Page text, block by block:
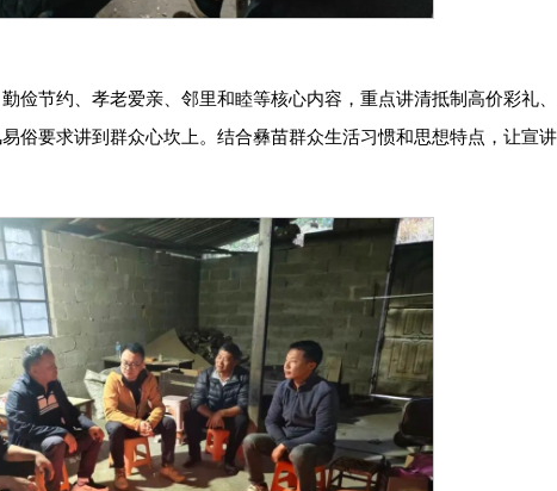
俭节约、孝老爱亲、邻里和睦等核心内容，重点讲清抵制高价彩礼
俗要求讲到群众心坎上。结合彝苗群众生活习惯和思想特点，让宣